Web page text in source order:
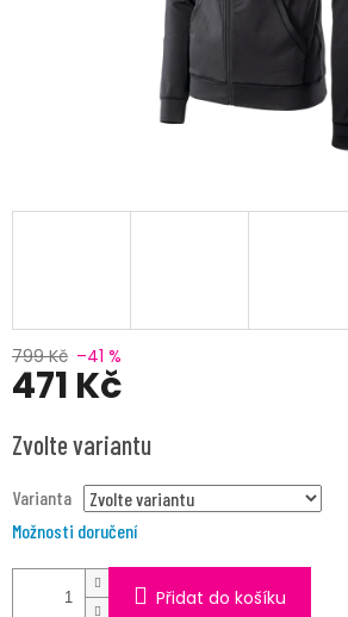
799 Kč –41 %
471 Kč
cena:
Zvolte variantu
Varianta
Možnosti doručení
Přidat do košíku